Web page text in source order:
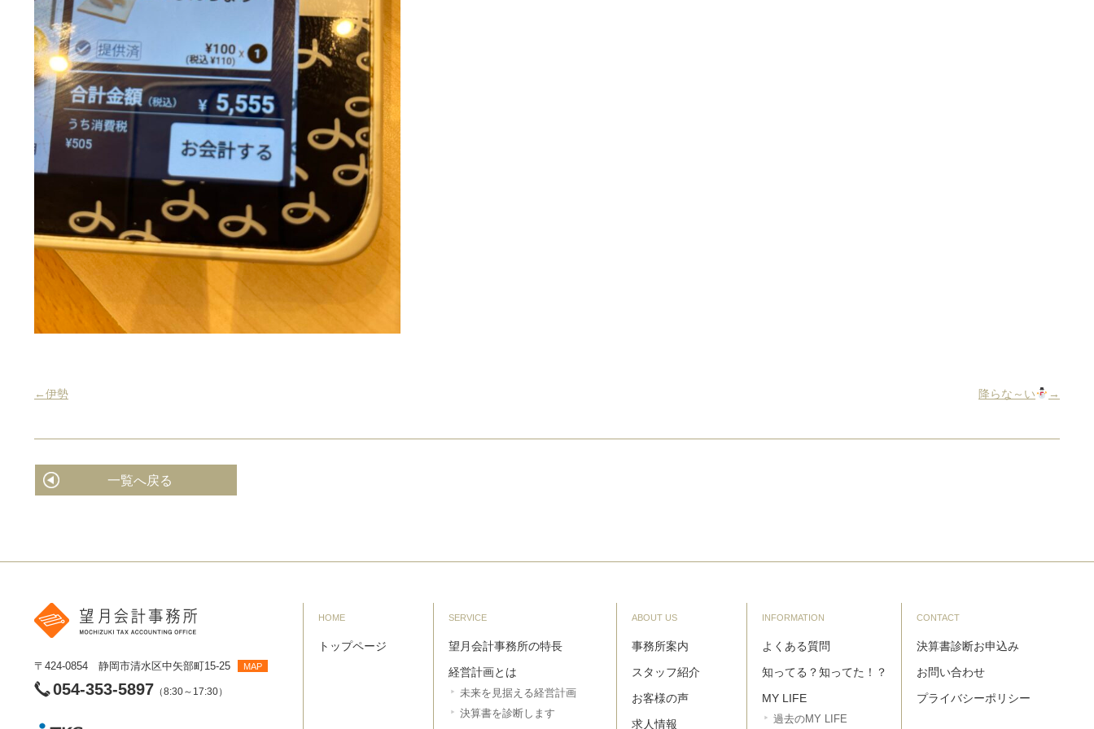
←伊勢 降らな～い →
一覧へ戻る
HOME
トップページ
SERVICE
望月会計事務所の特長
経営計画とは
未来を見据える経営計画
決算書を診断します
ABOUT US
事務所案内
スタッフ紹介
お客様の声
求人情報
INFORMATION
よくある質問
知ってる？知ってた！？
MY LIFE
過去のMY LIFE
CONTACT
決算書診断お申込み
お問い合わせ
プライバシーポリシー
〒424-0854 静岡市清水区中矢部町15-25 MAP
054-353-5897 （8:30～17:30）